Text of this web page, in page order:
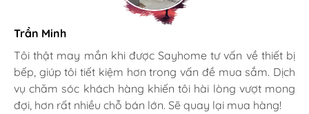
CHÍNH HÃNG - GIÁ TỐT Ở ĐÂU?
Mua giá treo vung chính hãng ở đâu luôn là câu
hỏi mà người tiêu dùng thắc mắc khi có ý định
mua giá treo vung giá hời mới chất lượng chính
hãng GROB. Hiện naySAYHOME - đại diện phân
Gia đình bác sĩ X.A
Mình rất mê cách nhân viên tư vấn, chăm sóc khách tận
tình, chu đáo tại Sayhome. Mình đã mua 2 máy rửa bát
cho mình và bố mẹ chồng,chất lượng ổn định. Ở đây có
Trần Minh
Tôi thật may mắn khi được Sayhome tư vấn về thiết bị
bếp, giúp tôi tiết kiệm hơn trong vấn đề mua sắm. Dịch
vụ chăm sóc khách hàng khiến tôi hài lòng vượt mong
đợi, hơn rất nhiều chỗ bán lớn. Sẽ quay lại mua hàng!